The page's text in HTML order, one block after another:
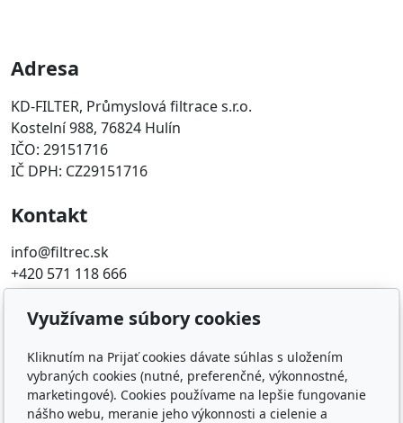
Adresa
KD-FILTER, Průmyslová filtrace s.r.o.
Kostelní 988, 76824 Hulín
IČO: 29151716
IČ DPH: CZ29151716
Kontakt
info@filtrec.sk
+420 571 118 666
Obľúbené odkazy
FILTR-FILTRY.CZ
FILTER-FILTERS.EU
KD-FILTER
Využívame súbory cookies
Kliknutím na Prijať cookies dávate súhlas s uložením
vybraných cookies (nutné, preferenčné, výkonnostné,
marketingové). Cookies používame na lepšie fungovanie
nášho webu, meranie jeho výkonnosti a cielenie a